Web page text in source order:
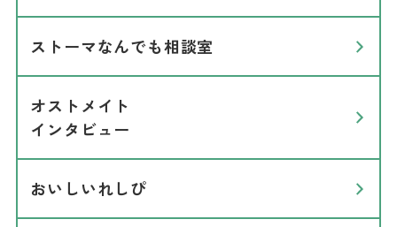
ストーマなんでも相談室
オストメイト
インタビュー
おいしいれしぴ